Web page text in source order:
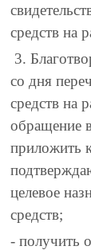
средств на
3.
со дня
средств на
обращение
приложить
целевое
средств;
- получить